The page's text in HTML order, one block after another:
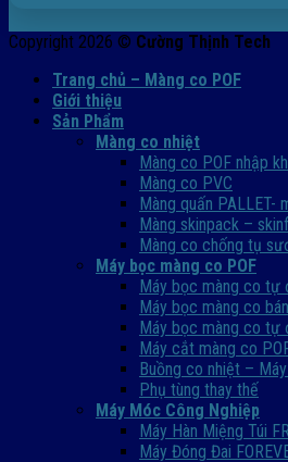
Copyright 2026 © Cường Thịnh Tech
Trang chủ – Màng co POF
Giới thiệu
Sản Phẩm
Màng co nhiệt
Màng co POF nhập
Màng co PVC
Màng quấn PALLET-
Màng skinpack –
Màng co chống tụ
Máy bọc màng co POF
Máy bọc màng co tự
Máy bọc màng co
Máy bọc màng co tự
Máy cắt màng co
Buồng co nhiệt –
Phụ tùng thay thế
Máy Móc Công Nghiệp
Máy Hàn Miệng Túi
Máy Đóng Đai